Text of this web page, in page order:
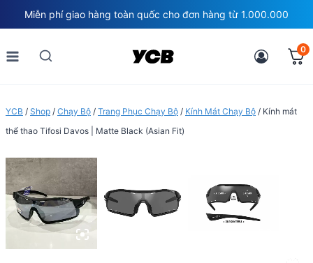
to
content
Miễn phí giao hàng toàn quốc cho đơn hàng từ 1.000.000
0
YCB / Shop / Chạy Bộ / Trang Phục Chạy Bộ / Kính Mát Chạy Bộ / Kính mát
thể thao Tifosi Davos | Matte Black (Asian Fit)